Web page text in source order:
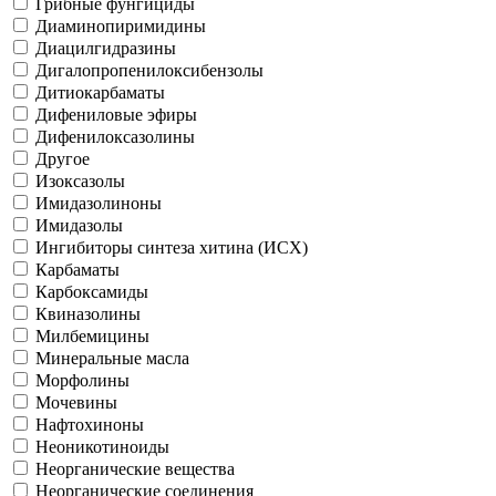
Диаминопиримидины
Диацилгидразины
Дигалопропенилоксибензолы
Дитиокарбаматы
Дифениловые эфиры
Дифенилоксазолины
Другое
Изоксазолы
Имидазолиноны
Имидазолы
Ингибиторы синтеза хитина (ИСХ)
Карбаматы
Карбоксамиды
Квиназолины
Милбемицины
Минеральные масла
Морфолины
Мочевины
Нафтохиноны
Неоникотиноиды
Неорганические вещества
Неорганические соединения